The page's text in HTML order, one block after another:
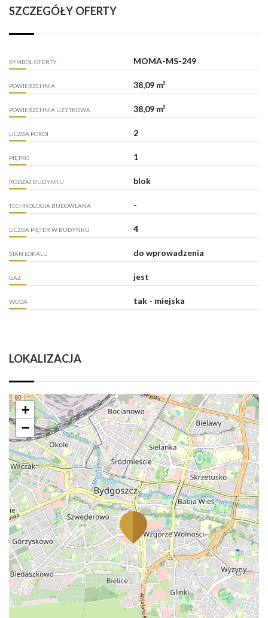
SZCZEGÓŁY OFERTY
SYMBOL OFERTY MOMA-MS-249
POWIERZCHNIA 38,09 m²
POWIERZCHNIA UŻYTKOWA 38,09 m²
LICZBA POKOI 2
PIĘTRO 1
RODZAJ BUDYNKU blok
TECHNOLOGIA BUDOWLANA -
LICZBA PIĘTER W BUDYNKU 4
STAN LOKALU do wprowadzenia
GAZ jest
WODA tak - miejska
LOKALIZACJA
+
−